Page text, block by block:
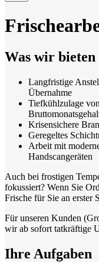
Was wir bieten
Langfristige
Übernahme
Tiefkühlzulage
Krisensichere
Geregeltes
Arbeit mit
Handscangeräten
Auch bei frostigen
fokussiert? Wenn Sie
Frische für Sie an erster
Für unseren Kunden
wir ab sofort tatkräftige
Ihre Aufgaben